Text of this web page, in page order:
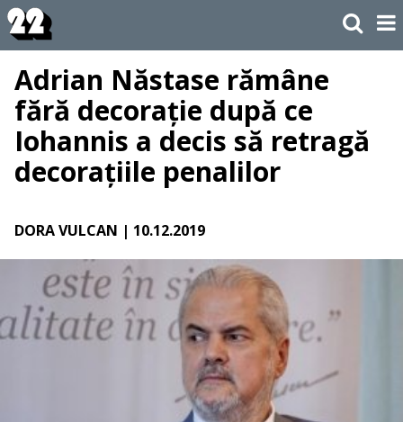
Adrian Năstase rămâne
fără decorație după ce
Iohannis a decis să retragă
decorațiile penalilor
DORA VULCAN | 10.12.2019